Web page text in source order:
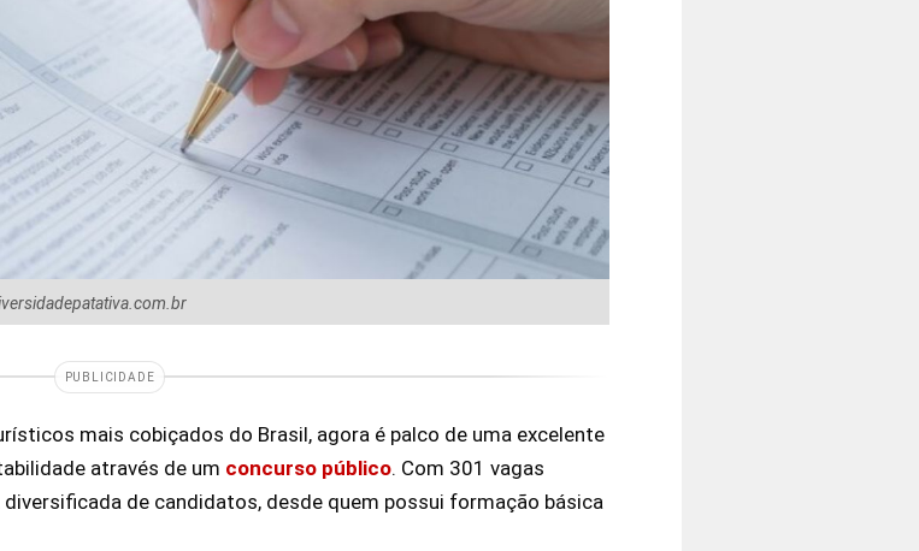
PUBLICIDADE
mais cobiçados do Brasil, agora é palco de uma excelente
através de um concurso público. Com 301 vagas
de candidatos, desde quem possui formação básica